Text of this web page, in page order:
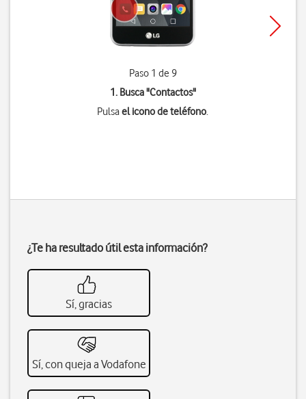
Paso 1 de 9
1. Busca "Contactos"
Pulsael icono de teléfono.
¿Te ha resultado útil esta información?
Sí, gracias
Sí, con queja a Vodafone